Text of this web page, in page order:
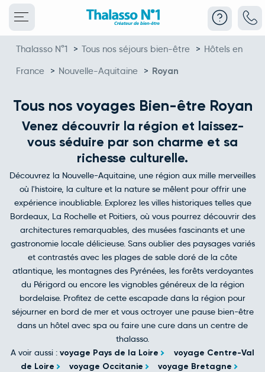
Thalasso N°1 > Tous nos séjours bien-être > Hôtels en
France > Nouvelle-Aquitaine > Royan
Tous nos voyages Bien-être Royan
Venez découvrir la région et laissez-
vous séduire par son charme et sa
richesse culturelle.
Découvrez la Nouvelle-Aquitaine, une région aux mille merveilles
où l'histoire, la culture et la nature se mêlent pour offrir une
expérience inoubliable. Explorez les villes historiques telles que
Bordeaux, La Rochelle et Poitiers, où vous pourrez découvrir des
architectures remarquables, des musées fascinants et une
gastronomie locale délicieuse. Sans oublier des paysages variés
et contrastés avec les plages de sable doré de la côte
atlantique, les montagnes des Pyrénées, les forêts verdoyantes
du Périgord ou encore les vignobles généreux de la région
bordelaise. Profitez de cette escapade dans la région pour
séjourner en bord de mer et vous octroyer une pause bien-être
dans un hôtel avec spa ou faire une cure dans un centre de
thalasso.
A voir aussi :voyage Pays de la Loire
voyage Centre-Val
de Loire
voyage Occitanie voyage Bretagne